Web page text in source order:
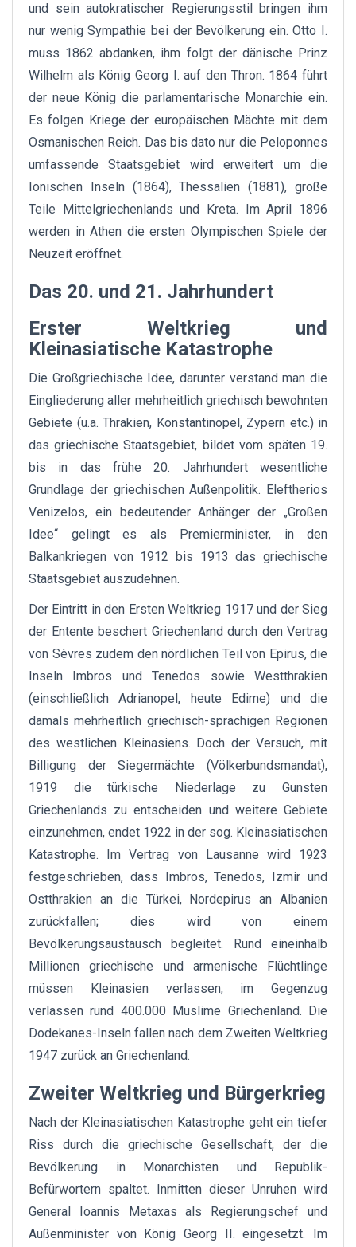
und sein autokratischer Regierungsstil bringen ihm
nur wenig Sympathie bei der Bevölkerung ein. Otto I.
muss 1862 abdanken, ihm folgt der dänische Prinz
Wilhelm als König Georg I. auf den Thron. 1864 führt
der neue König die parlamentarische Monarchie ein.
Es folgen Kriege der europäischen Mächte mit dem
Osmanischen Reich. Das bis dato nur die Peloponnes
umfassende Staatsgebiet wird erweitert um die
Ionischen Inseln (1864), Thessalien (1881), große
Teile Mittelgriechenlands und Kreta. Im April 1896
werden in Athen die ersten Olympischen Spiele der
Neuzeit eröffnet.
Das 20. und 21. Jahrhundert
Erster Weltkrieg und
Kleinasiatische Katastrophe
Die Großgriechische Idee, darunter verstand man die
Eingliederung aller mehrheitlich griechisch bewohnten
Gebiete (u.a. Thrakien, Konstantinopel, Zypern etc.) in
das griechische Staatsgebiet, bildet vom späten 19.
bis in das frühe 20. Jahrhundert wesentliche
Grundlage der griechischen Außenpolitik. Eleftherios
Venizelos, ein bedeutender Anhänger der „Großen
Idee“ gelingt es als Premierminister, in den
Balkankriegen von 1912 bis 1913 das griechische
Staatsgebiet auszudehnen.
Der Eintritt in den Ersten Weltkrieg 1917 und der Sieg
der Entente beschert Griechenland durch den Vertrag
von Sèvres zudem den nördlichen Teil von Epirus, die
Inseln Imbros und Tenedos sowie Westthrakien
(einschließlich Adrianopel, heute Edirne) und die
damals mehrheitlich griechisch-sprachigen Regionen
des westlichen Kleinasiens. Doch der Versuch, mit
Billigung der Siegermächte (Völkerbundsmandat),
1919 die türkische Niederlage zu Gunsten
Griechenlands zu entscheiden und weitere Gebiete
einzunehmen, endet 1922 in der sog. Kleinasiatischen
Katastrophe. Im Vertrag von Lausanne wird 1923
festgeschrieben, dass Imbros, Tenedos, Izmir und
Ostthrakien an die Türkei, Nordepirus an Albanien
zurückfallen; dies wird von einem
Bevölkerungsaustausch begleitet. Rund eineinhalb
Millionen griechische und armenische Flüchtlinge
müssen Kleinasien verlassen, im Gegenzug
verlassen rund 400.000 Muslime Griechenland. Die
Dodekanes-Inseln fallen nach dem Zweiten Weltkrieg
1947 zurück an Griechenland.
Zweiter Weltkrieg und Bürgerkrieg
Nach der Kleinasiatischen Katastrophe geht ein tiefer
Riss durch die griechische Gesellschaft, der die
Bevölkerung in Monarchisten und Republik-
Befürwortern spaltet. Inmitten dieser Unruhen wird
General Ioannis Metaxas als Regierungschef und
Außenminister von König Georg II. eingesetzt. Im